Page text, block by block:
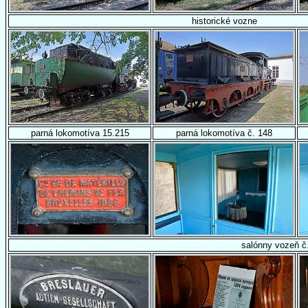
historické vozne
parná lokomotíva 15.215 parná lokomotíva č. 148
salónny vozeň